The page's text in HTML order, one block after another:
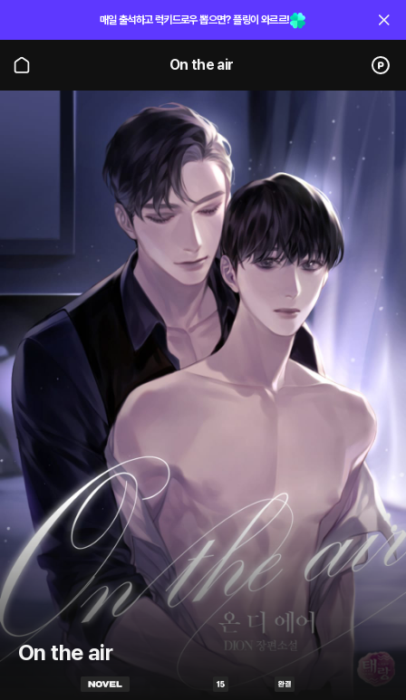
매일 출석하고 럭키드로우 뽑으면? 플링이 와르르!
On the air
On the air